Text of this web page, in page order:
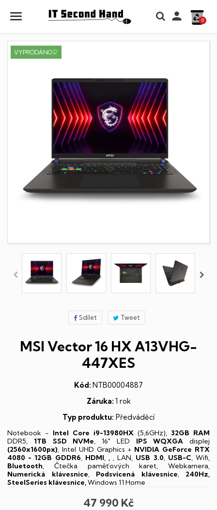
 0
VYPRODÁNO🎈
Sdílet Tweet
MSI Vector 16 HX A13VHG-
447XES
Kód: NTB00004887
Záruka: 1 rok
Typ produktu: Předváděcí
Notebook - Intel Core i9-13980HX (5,6GHz), 32GB RAM
DDR5, 1TB SSD NVMe, 16" LED IPS WQXGA displej
(2560x1600px), Intel UHD Graphics + NVIDIA GeForce RTX
4080 - 12GB GDDR6, HDMI, ,, LAN, USB 3.0, USB-C, Wifi,
Bluetooth, Čtečka paměťových karet, Webkamera,
Numerická klávesnice, Podsvícená klávesnice, 240Hz,
SteelSeries klávesnice,Windows 11 Home
47 990 Kč